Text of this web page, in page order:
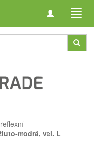
Toggle
modrá, vel. L